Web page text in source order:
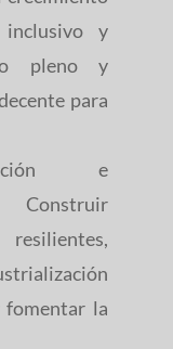
inclusivo y
pleno y
para
e
fomentar la